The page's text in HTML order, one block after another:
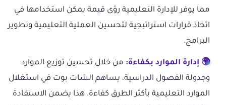
مما يوفر للإدارة التعليمية رؤى قيمة يمكن استخدامها في
اتخاذ قرارات استراتيجية لتحسين العملية التعليمية وتطوير
البرامج.
🌍 إدارة الموارد بكفاءة: من خلال تحسين توزيع الموارد
وجدولة الفصول الدراسية، يساهم الشات بوت في استغلال
الموارد التعليمية بأكثر الطرق كفاءة. هذا يضمن الاستفادة